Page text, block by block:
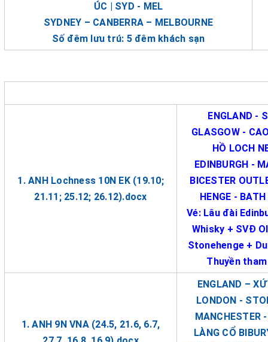
ÚC | SYD - MEL
SYDNEY – CANBERRA – MELBOURNE
Số đêm lưu trú: 5 đêm khách sạn
1. ANH Lochness 10N EK (19.10;
21.11; 25.12; 26.12).docx
ENGLAND -
GLASGOW -
HỒ LOCH
EDINBURGH -
BICESTER
HENGE -
Vé: Lâu đài
Whisky + SVĐ
Stonehenge +
Thuyền
1. ANH 9N VNA (24.5, 21.6, 6.7,
ENGLAND –
LONDON -
MANCHESTER
LÀNG CỔ